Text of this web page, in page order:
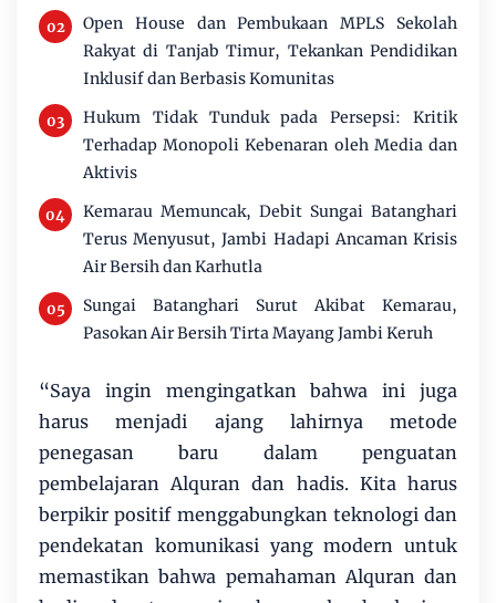
Open House dan Pembukaan MPLS Sekolah
Rakyat di Tanjab Timur, Tekankan Pendidikan
Inklusif dan Berbasis Komunitas
Hukum Tidak Tunduk pada Persepsi: Kritik
Terhadap Monopoli Kebenaran oleh Media dan
Aktivis
Kemarau Memuncak, Debit Sungai Batanghari
Terus Menyusut, Jambi Hadapi Ancaman Krisis
Air Bersih dan Karhutla
Sungai Batanghari Surut Akibat Kemarau,
Pasokan Air Bersih Tirta Mayang Jambi Keruh
“Saya ingin mengingatkan bahwa ini juga
harus menjadi ajang lahirnya metode
penegasan baru dalam penguatan
pembelajaran Alquran dan hadis. Kita harus
berpikir positif menggabungkan teknologi dan
pendekatan komunikasi yang modern untuk
memastikan bahwa pemahaman Alquran dan